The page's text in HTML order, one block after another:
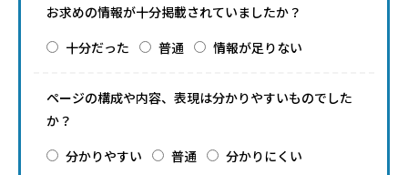
お求めの情報が十分掲載されていましたか？
十分だった
普通 情報が足りない
ページの構成や内容、表現は分かりやすいものでした
か？
分かりやすい
普通 分かりにくい